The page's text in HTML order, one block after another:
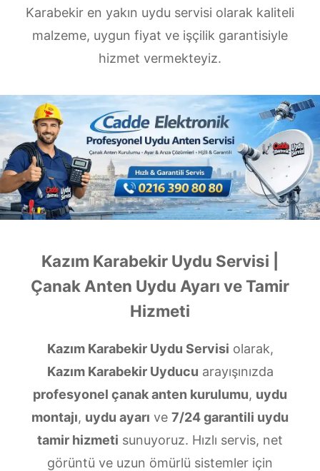
Karabekir en yakın uydu servisi olarak kaliteli
malzeme, uygun fiyat ve işçilik garantisiyle
hizmet vermekteyiz.
Kazım Karabekir Uydu Servisi |
Çanak Anten Uydu Ayarı ve Tamir
Hizmeti
Kazım Karabekir Uydu Servisi olarak,
Kazım Karabekir Uyducu arayışınızda
profesyonel çanak anten kurulumu, uydu
montajı, uydu ayarı ve 7/24 garantili uydu
tamir hizmeti sunuyoruz. Hızlı servis, net
görüntü ve uzun ömürlü sistemler için